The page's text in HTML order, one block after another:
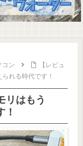
コン
【レビュ
れる時代です！
リはもう